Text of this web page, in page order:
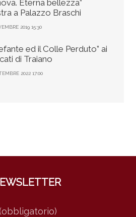
Eterna bellezza”
a Palazzo Braschi
2019 15:30
ed il Colle Perduto” ai
di Traiano
2022 17:00